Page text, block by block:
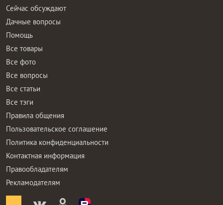
Сейчас обсуждают
Дачные вопросы
Помощь
Все товары
Все фото
Все вопросы
Все статьи
Все тэги
Правила общения
Пользовательское соглашение
Политика конфиденциальности
Контактная информация
Правообладателям
Рекламодателям